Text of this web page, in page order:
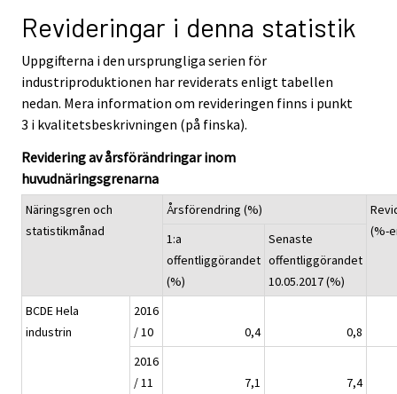
Revideringar i denna statistik
Uppgifterna i den ursprungliga serien för
industriproduktionen har reviderats enligt tabellen
nedan. Mera information om revideringen finns i punkt
3 i kvalitetsbeskrivningen (på finska).
Revidering av årsförändringar inom
huvudnäringsgrenarna
Näringsgren och
statistikmånad
Årsförendring (%)
(%-
1:a
offentliggörandet
(%)
Senaste
offentliggörandet
10.05.2017 (%)
BCDE Hela
industrin
2016
/ 10
0,4
0,8
2016
/ 11
7,1
7,4